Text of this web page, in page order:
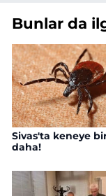
Bunlar da
Sivas'ta keneye
daha!